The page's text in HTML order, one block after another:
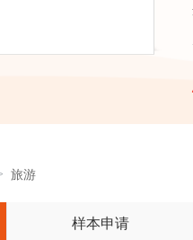
旅游
样本申请